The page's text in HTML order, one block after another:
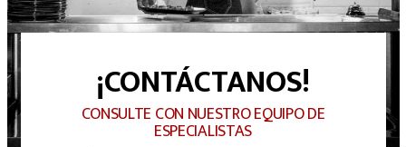
¡CONTÁCTANOS!
CONSULTE CON NUESTRO EQUIPO DE
ESPECIALISTAS